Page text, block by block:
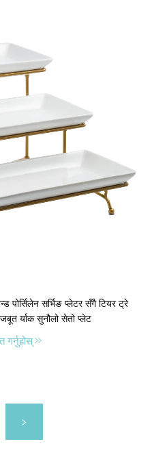
पोर्सिलेन सर्भिङ प्लेटर सँगै टियर ट्रे
र्याक सुनौलो सेतो प्लेट
गर्नुहोस्